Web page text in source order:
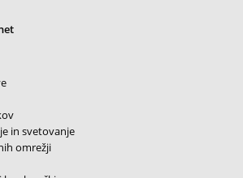
in svetovanje
omrežji